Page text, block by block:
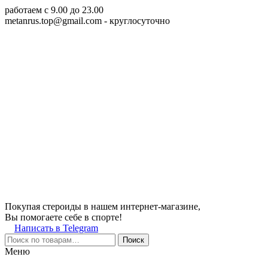
работаем c 9.00 до 23.00
metanrus.top@gmail.com - круглосуточно
Покупая стероиды в нашем интернет-магазине,
Вы помогаете себе в спорте!
Написать в Telegram
Поиск
Меню